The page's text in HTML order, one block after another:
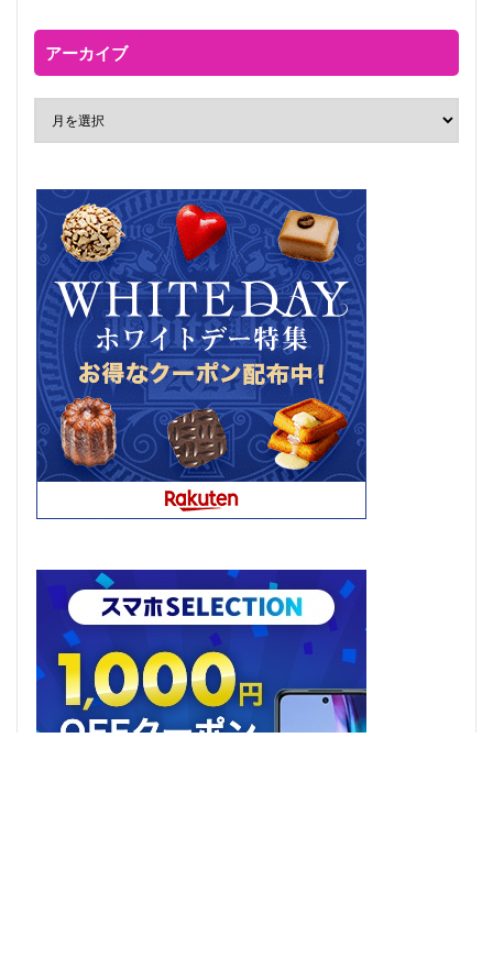
アーカイブ